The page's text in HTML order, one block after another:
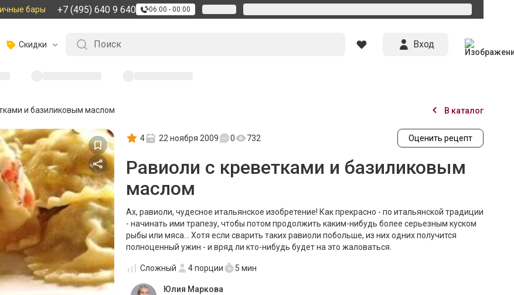
бары +7 (495) 640 9 640 06:00 - 00:00
Скидки Вход
и базиликовым маслом В каталог
4 22 ноября 2009 0 732 Оценить рецепт
Равиоли с креветками и базиликовым
маслом
Ах, равиоли, чудесное итальянское изобретение! Как прекрасно - по итальянской традиции
- начинать ими трапезу, чтобы потом продолжить каким-нибудь более серьезным куском
рыбы или мяса... Хотя если сварить таких равиоли побольше, из них одних получится
полноценный ужин - и вряд ли кто-нибудь будет на это жаловаться.
Сложный 4порции 5 мин
Юлия Маркова